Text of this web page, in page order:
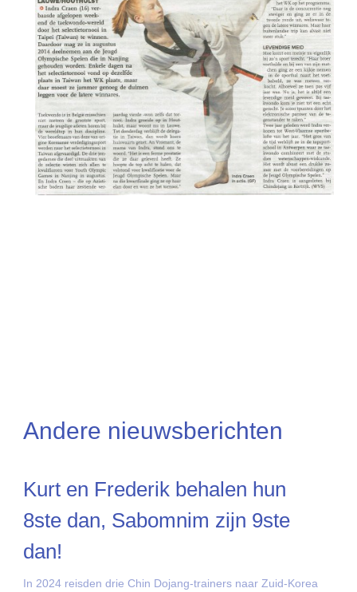
Andere nieuwsberichten
Kurt en Frederik behalen hun
8ste dan, Sabomnim zijn 9ste
dan!
In 2024 reisden drie Chin Dojang-trainers naar Zuid-Korea